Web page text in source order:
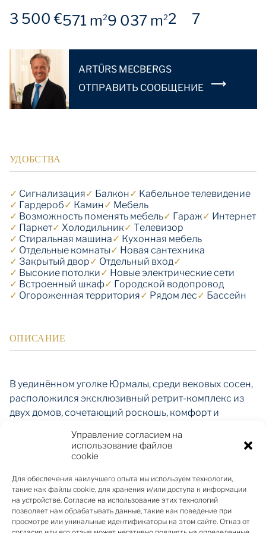
Управление согласием на
использование файлов
cookie
Для обеспечения наилучшего опыта мы используем технологии,
такие как файлы cookie, для хранения и/или доступа к информации
на устройстве. Согласие на использование этих технологий
позволяет нам обрабатывать данные, такие как поведение при
просмотре или уникальные идентификаторы на этом сайте. Отказ от
3 500 €571 m29 037 m22 7
ARTŪRS MECBERGS
OТПРАВИТЬ СООБЩЕНИЕ
УДОБСТВА
✓ Cигнализация✓ Балкон✓ Kабельное телевидение
✓ Гардероб✓ Камин✓ Мебель
✓ Возможность поменять мебель✓ Гараж✓ Интернет
✓ Паркет✓ Холодильник✓ Телевизор
✓ Стиральная машина✓ Кухонная мебель
✓ Отдельные комнаты✓ Новая сантехника
✓ Закрытый двор✓ Отдельный вход✓
✓ Высокие потолки✓ Новые электрические сети
✓ Встроенный шкаф✓ Городской водопровод
✓ Огороженная территория✓ Рядом лес✓ Бассейн
ОПИСАНИЕ
В уединённом уголке Юрмалы, среди вековых сосен,
расположился эксклюзивный ретрит-комплекс из
двух домов, сочетающий роскошь, комфорт и
037 м² обеспечивает полное уединение и
абсолютный покой, создавая идеальное
года.
Основной дом (435 м²) спроектирован с учётом